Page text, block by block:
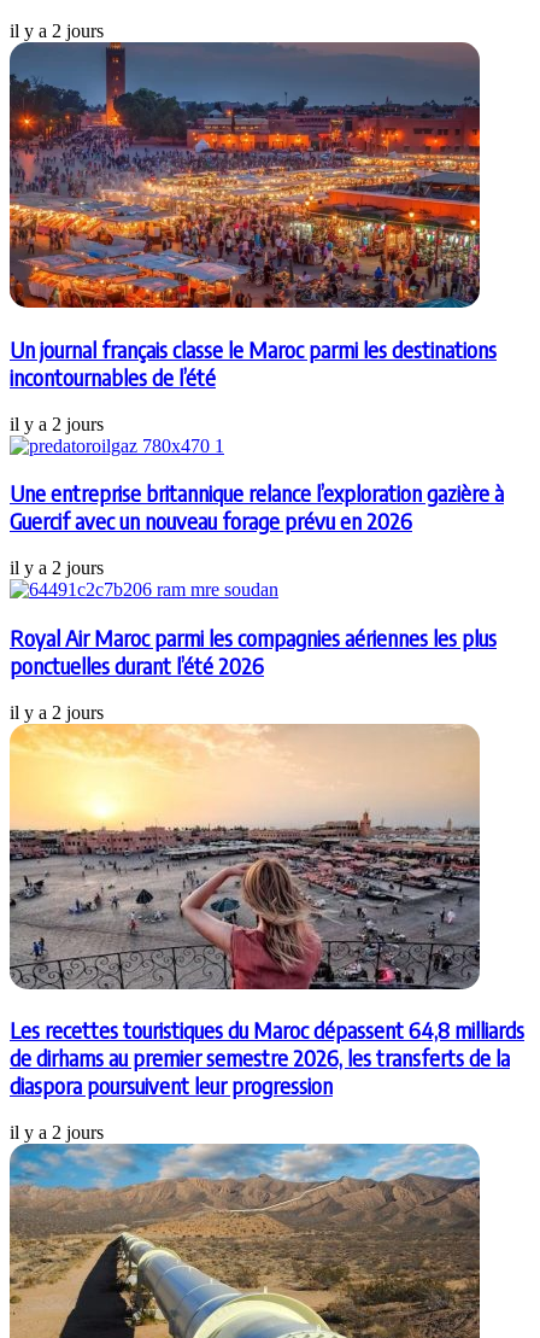
il y a 2 jours
Un journal français classe le Maroc parmi les destinations
incontournables de l’été
il y a 2 jours
Une entreprise britannique relance l’exploration gazière à
Guercif avec un nouveau forage prévu en 2026
il y a 2 jours
Royal Air Maroc parmi les compagnies aériennes les plus
ponctuelles durant l’été 2026
il y a 2 jours
Les recettes touristiques du Maroc dépassent 64,8 milliards
de dirhams au premier semestre 2026, les transferts de la
diaspora poursuivent leur progression
il y a 2 jours